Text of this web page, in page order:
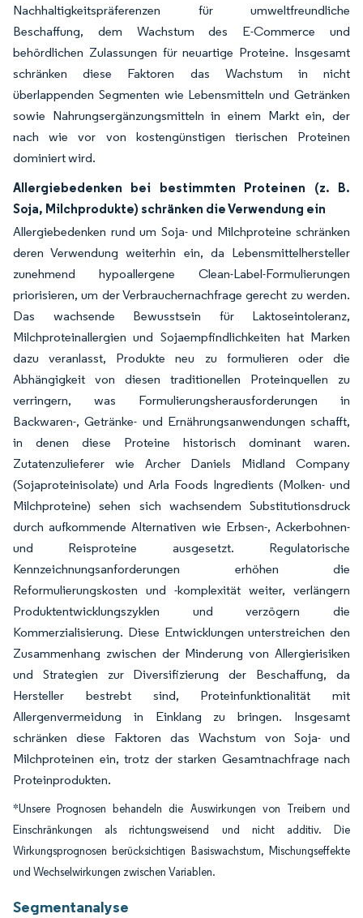
Nachhaltigkeitspräferenzen für umweltfreundliche
Beschaffung, dem Wachstum des E-Commerce und
behördlichen Zulassungen für neuartige Proteine. Insgesamt
schränken diese Faktoren das Wachstum in nicht
überlappenden Segmenten wie Lebensmitteln und Getränken
sowie Nahrungsergänzungsmitteln in einem Markt ein, der
nach wie vor von kostengünstigen tierischen Proteinen
dominiert wird.
Allergiebedenken bei bestimmten Proteinen (z. B.
Soja, Milchprodukte) schränken die Verwendung ein
Allergiebedenken rund um Soja- und Milchproteine schränken
deren Verwendung weiterhin ein, da Lebensmittelhersteller
zunehmend hypoallergene Clean-Label-Formulierungen
priorisieren, um der Verbrauchernachfrage gerecht zu werden.
Das wachsende Bewusstsein für Laktoseintoleranz,
Milchproteinallergien und Sojaempfindlichkeiten hat Marken
dazu veranlasst, Produkte neu zu formulieren oder die
Abhängigkeit von diesen traditionellen Proteinquellen zu
verringern, was Formulierungsherausforderungen in
Backwaren-, Getränke- und Ernährungsanwendungen schafft,
in denen diese Proteine historisch dominant waren.
Zutatenzulieferer wie Archer Daniels Midland Company
(Sojaproteinisolate) und Arla Foods Ingredients (Molken- und
Milchproteine) sehen sich wachsendem Substitutionsdruck
durch aufkommende Alternativen wie Erbsen-, Ackerbohnen-
und Reisproteine ausgesetzt. Regulatorische
Kennzeichnungsanforderungen erhöhen die
Reformulierungskosten und -komplexität weiter, verlängern
Produktentwicklungszyklen und verzögern die
Kommerzialisierung. Diese Entwicklungen unterstreichen den
Zusammenhang zwischen der Minderung von Allergierisiken
und Strategien zur Diversifizierung der Beschaffung, da
Hersteller bestrebt sind, Proteinfunktionalität mit
Allergenvermeidung in Einklang zu bringen. Insgesamt
schränken diese Faktoren das Wachstum von Soja- und
Milchproteinen ein, trotz der starken Gesamtnachfrage nach
Proteinprodukten.
*Unsere Prognosen behandeln die Auswirkungen von Treibern und
Einschränkungen als richtungsweisend und nicht additiv. Die
Wirkungsprognosen berücksichtigen Basiswachstum, Mischungseffekte
und Wechselwirkungen zwischen Variablen.
Segmentanalyse